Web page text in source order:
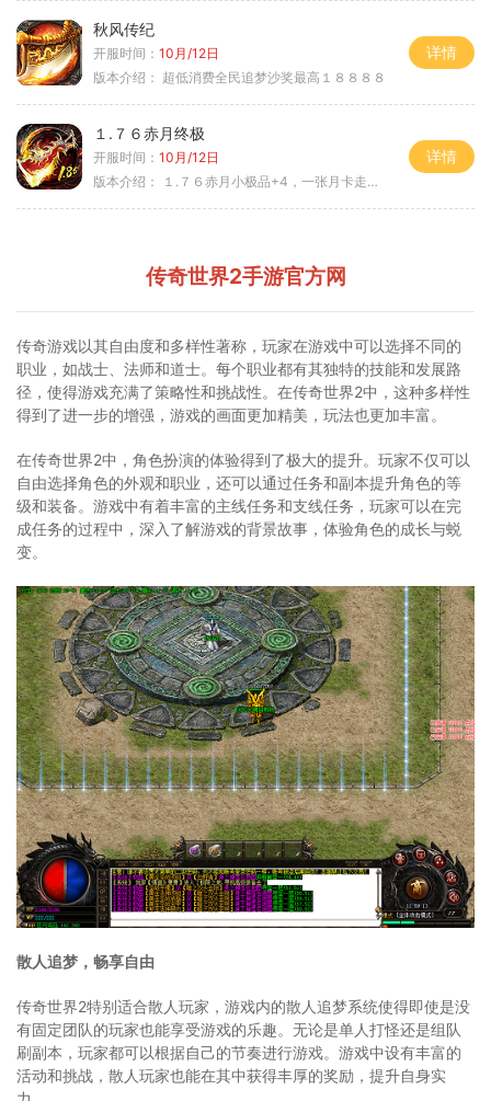
秋风传纪
开服时间： 10月/12日
版本介绍： 超低消费全民追梦沙奖最高１８８８８
详情
１.７６赤月终极
开服时间： 10月/12日
版本介绍：
１.７６赤月小极品+4，一张月卡走天涯c
详情
传奇世界2手游官方网
传奇游戏以其自由度和多样性著称，玩家在游戏中可以选择不同的
职业，如战士、法师和道士。每个职业都有其独特的技能和发展路
径，使得游戏充满了策略性和挑战性。在传奇世界2中，这种多样性
得到了进一步的增强，游戏的画面更加精美，玩法也更加丰富。
在传奇世界2中，角色扮演的体验得到了极大的提升。玩家不仅可以
自由选择角色的外观和职业，还可以通过任务和副本提升角色的等
级和装备。游戏中有着丰富的主线任务和支线任务，玩家可以在完
成任务的过程中，深入了解游戏的背景故事，体验角色的成长与蜕
变。
散人追梦，畅享自由
传奇世界2特别适合散人玩家，游戏内的散人追梦系统使得即使是没
有固定团队的玩家也能享受游戏的乐趣。无论是单人打怪还是组队
刷副本，玩家都可以根据自己的节奏进行游戏。游戏中设有丰富的
活动和挑战，散人玩家也能在其中获得丰厚的奖励，提升自身实